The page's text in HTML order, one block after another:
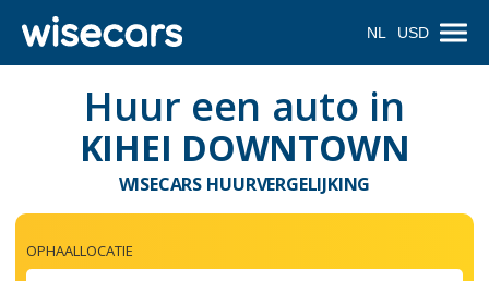
NL USD
Huur een auto in
KIHEI DOWNTOWN
WISECARS HUURVERGELIJKING
OPHAALLOCATIE